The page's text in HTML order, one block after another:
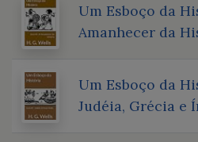
Um Esboço da
Amanhecer da
Um Esboço da
Judéia, Grécia e